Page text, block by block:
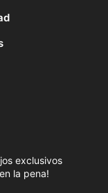
exclusivos
la pena!